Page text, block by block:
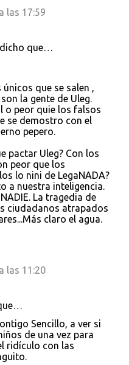
las 17:59
que…
que se salen ,
la gente de Uleg.
o peor quie los falsos
se demostro con el
pepero.
pactar Uleg? Con los
peor que los
lo nini de LegaNADA?
a nuestra inteligencia.
La tragedia de
ciudadanos atrapados
claro el agua.
las 11:20
Sencillo, a ver si
de una vez para
ridículo con las